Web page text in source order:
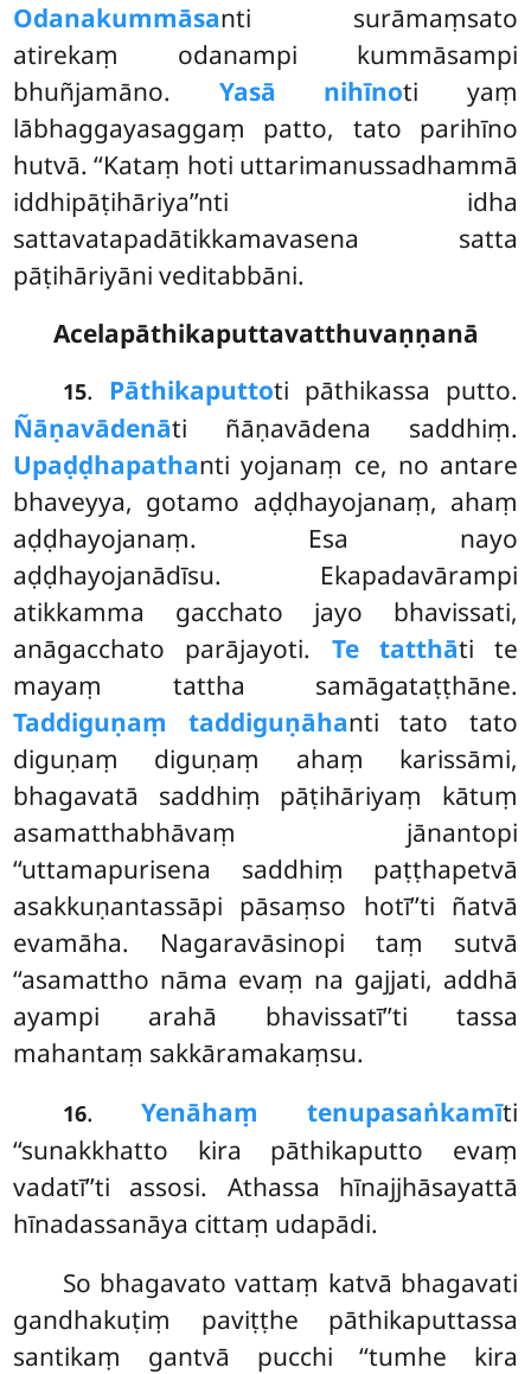
Odanakummāsanti surāmaṃsato
atirekaṃ odanampi kummāsampi
bhuñjamāno. Yasā nihīnoti yaṃ
lābhaggayasaggaṃ patto, tato parihīno
hutvā. ‘‘Kataṃ hoti uttarimanussadhammā
iddhipāṭihāriya’’nti idha
sattavatapadātikkamavasena satta
pāṭihāriyāni veditabbāni.
Acelapāthikaputtavatthuvaṇṇanā
15. Pāthikaputtoti pāthikassa putto.
Ñāṇavādenāti ñāṇavādena saddhiṃ.
Upaḍḍhapathantiyojanaṃ ce, no antare
bhaveyya, gotamo aḍḍhayojanaṃ, ahaṃ
aḍḍhayojanaṃ. Esa nayo
aḍḍhayojanādīsu. Ekapadavārampi
atikkamma gacchato jayo bhavissati,
anāgacchato parājayoti. Te tatthāti te
mayaṃ tattha samāgataṭṭhāne.
Taddiguṇaṃ taddiguṇāhanti tato tato
diguṇaṃ diguṇaṃ ahaṃ karissāmi,
bhagavatā saddhiṃ pāṭihāriyaṃ kātuṃ
asamatthabhāvaṃ jānantopi
‘‘uttamapurisena saddhiṃ paṭṭhapetvā
asakkuṇantassāpi pāsaṃso hotī’’ti ñatvā
evamāha. Nagaravāsinopi taṃ sutvā
‘‘asamattho nāma evaṃ na gajjati, addhā
ayampi arahā bhavissatī’’ti tassa
mahantaṃ sakkāramakaṃsu.
16.Yenāhaṃ tenupasaṅkamīti
‘‘sunakkhatto kira pāthikaputto evaṃ
vadatī’’ti assosi. Athassa hīnajjhāsayattā
hīnadassanāya cittaṃ udapādi.
So bhagavato vattaṃ katvā bhagavati
gandhakuṭiṃ paviṭṭhe pāthikaputtassa
santikaṃ gantvā pucchi ‘‘tumhe kira